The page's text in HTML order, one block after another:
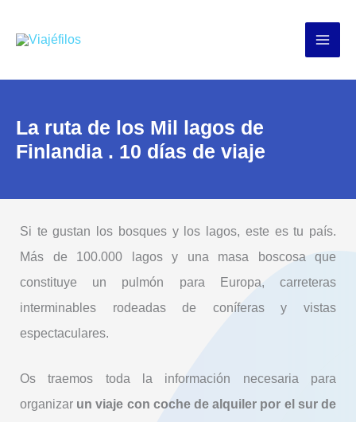
La ruta de los Mil lagos de
Finlandia . 10 días de viaje
Si te gustan los bosques y los lagos, este es tu país.
Más de 100.000 lagos y una masa boscosa que
constituye un pulmón para Europa, carreteras
interminables rodeadas de coníferas y vistas
espectaculares.
Os traemos toda la información necesaria para
organizar un viaje con coche de alquiler por el sur de